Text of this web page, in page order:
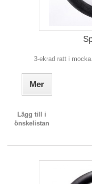
3-ekrad ratt i
Mer
Lägg till i
önskelistan